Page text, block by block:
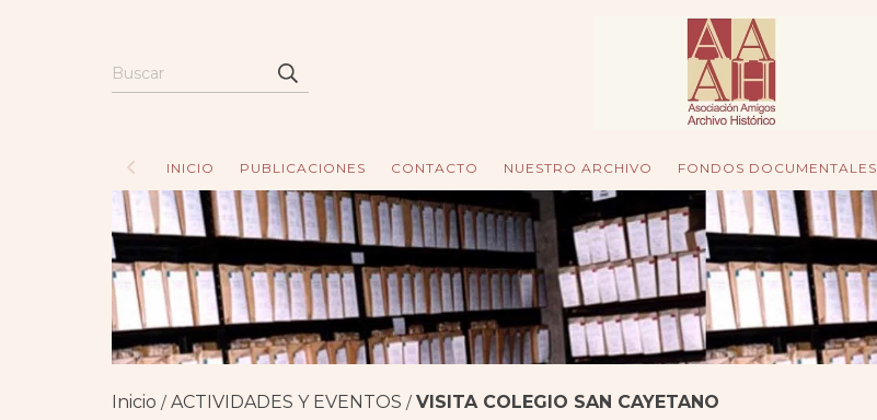
INICIO PUBLICACIONES CONTACTO NUESTRO ARCHIVO FONDOS DOCUMENTALES
Inicio / ACTIVIDADES Y EVENTOS / VISITA COLEGIO SAN CAYETANO